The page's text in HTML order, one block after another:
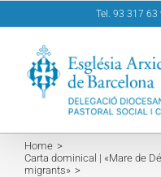
to
Tel. 93 317 63
Home
Carta dominical | «Mare de
migrants»